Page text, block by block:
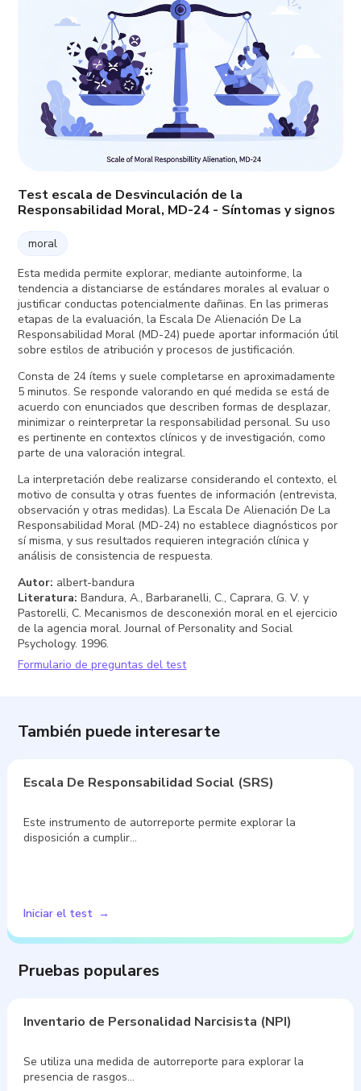
Test escala de Desvinculación de la
Responsabilidad Moral, MD-24 - Síntomas y signos
moral
Esta medida permite explorar, mediante autoinforme, la
tendencia a distanciarse de estándares morales al evaluar o
justificar conductas potencialmente dañinas. En las primeras
etapas de la evaluación, la Escala De Alienación De La
Responsabilidad Moral (MD-24) puede aportar información útil
sobre estilos de atribución y procesos de justificación.
Consta de 24 ítems y suele completarse en aproximadamente
5 minutos. Se responde valorando en qué medida se está de
acuerdo con enunciados que describen formas de desplazar,
minimizar o reinterpretar la responsabilidad personal. Su uso
es pertinente en contextos clínicos y de investigación, como
parte de una valoración integral.
La interpretación debe realizarse considerando el contexto, el
motivo de consulta y otras fuentes de información (entrevista,
observación y otras medidas). La Escala De Alienación De La
Responsabilidad Moral (MD-24) no establece diagnósticos por
sí misma, y sus resultados requieren integración clínica y
análisis de consistencia de respuesta.
Autor: albert-bandura
Literatura: Bandura, A., Barbaranelli, C., Caprara, G. V. y
Pastorelli, C. Mecanismos de desconexión moral en el ejercicio
de la agencia moral. Journal of Personality and Social
Psychology. 1996.
Formulario de preguntas del test
También puede interesarte
Escala De Responsabilidad Social (SRS)
Este instrumento de autorreporte permite explorar la
disposición a cumplir…
Iniciar el test
Pruebas populares
Inventario de Personalidad Narcisista (NPI)
Se utiliza una medida de autorreporte para explorar la
presencia de rasgos…